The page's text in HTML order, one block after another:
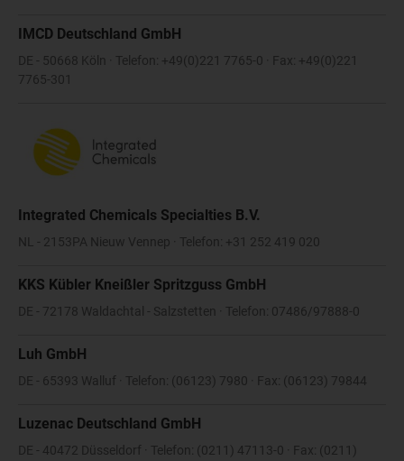
IMCD Deutschland GmbH
DE - 50668 Köln · Telefon: +49(0)221 7765-0 · Fax: +49(0)221
7765-301
Integrated Chemicals Specialties B.V.
NL - 2153PA Nieuw Vennep · Telefon: +31 252 419 020
KKS Kübler Kneißler Spritzguss GmbH
DE - 72178 Waldachtal - Salzstetten · Telefon: 07486/97888-0
Luh GmbH
DE - 65393 Walluf · Telefon: (06123) 7980 · Fax: (06123) 79844
Luzenac Deutschland GmbH
DE - 40472 Düsseldorf · Telefon: (0211) 47113-0 · Fax: (0211)